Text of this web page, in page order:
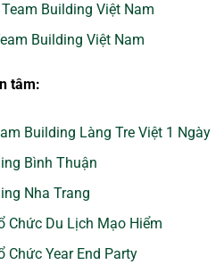
Team Building Việt Nam
Building Việt Nam
tâm:
Building Làng Tre Việt 1 Ngày
Bình Thuận
Nha Trang
Chức Du Lịch Mạo Hiểm
Chức Year End Party